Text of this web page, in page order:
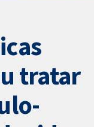
tratar